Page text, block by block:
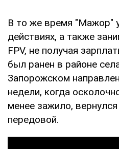
В то же время "Мажор"
действиях, а также
FPV, не получая
был ранен в районе
Запорожском
недели, когда
менее зажило,
передовой.